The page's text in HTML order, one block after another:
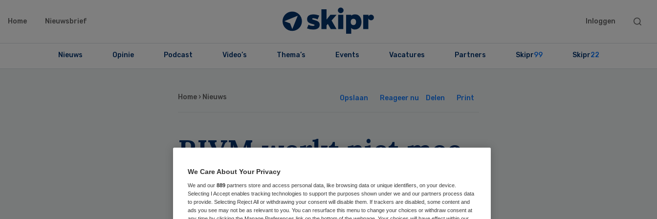
Home Nieuwsbrief Inloggen
Search
Nieuws Opinie Podcast Video’s Thema’s Events Vacatures Partners Skipr99 Skipr22
Home › Nieuws Opslaan Reageer nu Delen Print
RIVM werkt niet mee
aan onderzoek
containerbaby
We Care About Your Privacy
We and our 889 partners store and access personal data, like browsing data or unique identifiers, on your device.
Selecting I Accept enables tracking technologies to support the purposes shown under we and our partners process data
to provide. Selecting Reject All or withdrawing your consent will disable them. If trackers are disabled, some content and
ads you see may not be as relevant to you. You can resurface this menu to change your choices or withdraw consent at